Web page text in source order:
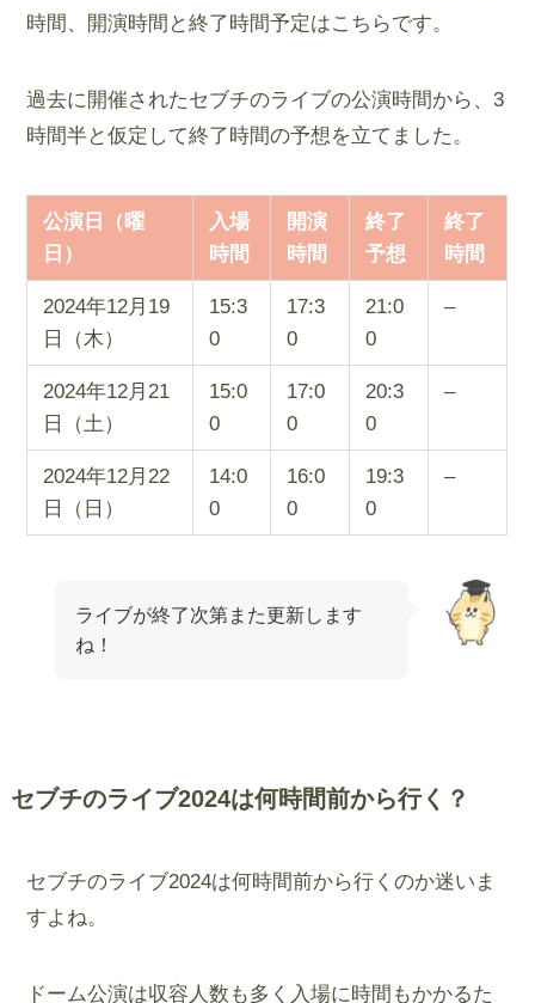
時間、開演時間と終了時間予定はこちらです。
過去に開催されたセブチのライブの公演時間から、3
時間半と仮定して終了時間の予想を立てました。
公演日（曜
日）
入場
時間
開演
時間
終了
予想
終了
時間
2024年12月19
日（木）
15:3
0
17:3
0
21:0
0
–
2024年12月21
日（土）
15:0
0
17:0
0
20:3
0
–
2024年12月22
日（日）
14:0
0
16:0
0
19:3
0
–
ライブが終了次第また更新します
ね！
セブチのライブ2024は何時間前から行く？
セブチのライブ2024は何時間前から行くのか迷いま
すよね。
ドーム公演は収容人数も多く入場に時間もかかるた